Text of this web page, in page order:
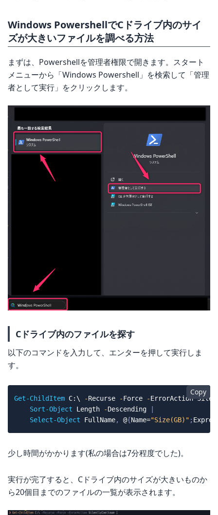
Windows PowershellでCドライブ内のサイ
ズが大きいファイルを調べる方法
まずは、Powershellを管理者権限で開きます。スタート
メニューから「Windows Powershell」を検索して「管理
者として実行」をクリックします。
Cドライブ内のファイルを探す
以下のコマンドを入力して、エンターを押して実行しま
す。
Copy
Get-ChildItem C:\ -Recurse -Force -ErrorAction
Sort-Object Length -Descending
Select-Object FullName, @{Name="Size(GB)" ;
少し時間がかかります(私の場合は7分程度でした)。
実行が完了すると、Cドライブ内のサイズが大きいものか
ら20個目までのファイルの一覧が表示されます。